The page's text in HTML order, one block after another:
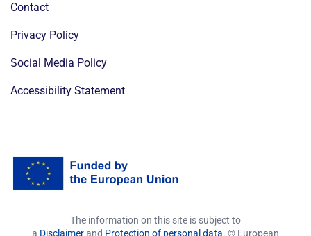
Contact
Privacy Policy
Social Media Policy
Accessibility Statement
The information on this site is subject to
a Disclaimerand Protection of personal data. © European